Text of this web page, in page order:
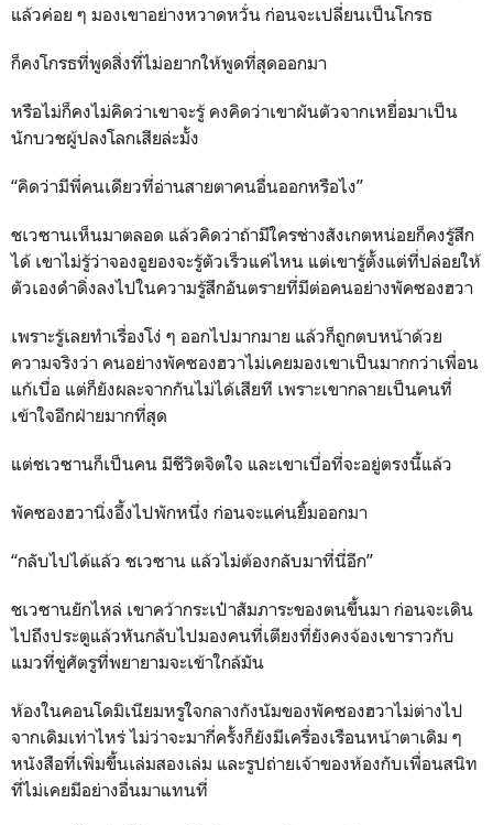
แล้วค่อย ๆ มองเขาอย่างหวาดหวั่น ก่อนจะเปลี่ยนเป็นโกรธ
ก็คงโกรธที่พูดสิ่งที่ไม่อยากให้พูดที่สุดออกมา
หรือไม่ก็คงไม่คิดว่าเขาจะรู้ คงคิดว่าเขาผันตัวจากเหยื่อมาเป็น
นักบวชผู้ปลงโลกเสียล่ะมั้ง
“คิดว่ามีพี่คนเดียวที่อ่านสายตาคนอื่นออกหรือไง”
ชเวซานเห็นมาตลอด แล้วคิดว่าถ้ามีใครช่างสังเกตหน่อยก็คงรู้สึก
ได้ เขาไม่รู้ว่าจองอูยองจะรู้ตัวเร็วแค่ไหน แต่เขารู้ตั้งแต่ที่ปล่อยให้
ตัวเองดำดิ่งลงไปในความรู้สึกอันตรายที่มีต่อคนอย่างพัคซองฮวา
เพราะรู้เลยทำเรื่องโง่ ๆ ออกไปมากมาย แล้วก็ถูกตบหน้าด้วย
ความจริงว่า คนอย่างพัคซองฮวาไม่เคยมองเขาเป็นมากกว่าเพื่อน
แก้เบื่อ แต่ก็ยังผละจากกันไม่ได้เสียที เพราะเขากลายเป็นคนที่
เข้าใจอีกฝ่ายมากที่สุด
แต่ชเวซานก็เป็นคน มีชีวิตจิตใจ และเขาเบื่อที่จะอยู่ตรงนี้แล้ว
พัคซองฮวานิ่งอึ้งไปพักหนึ่ง ก่อนจะแค่นยิ้มออกมา
“กลับไปได้แล้ว ชเวซาน แล้วไม่ต้องกลับมาที่นี่อีก”
ชเวซานยักไหล่ เขาคว้ากระเป๋าสัมภาระของตนขึ้นมา ก่อนจะเดิน
ไปถึงประตูแล้วหันกลับไปมองคนที่เตียงที่ยังคงจ้องเขาราวกับ
แมวที่ขู่ศัตรูที่พยายามจะเข้าใกล้มัน
ห้องในคอนโดมิเนียมหรูใจกลางกังนัมของพัคซองฮวาไม่ต่างไป
จากเดิมเท่าไหร่ ไม่ว่าจะมากี่ครั้งก็ยังมีเครื่องเรือนหน้าตาเดิม ๆ
หนังสือที่เพิ่มขึ้นเล่มสองเล่ม และรูปถ่ายเจ้าของห้องกับเพื่อนสนิท
ที่ไม่เคยมีอย่างอื่นมาแทนที่